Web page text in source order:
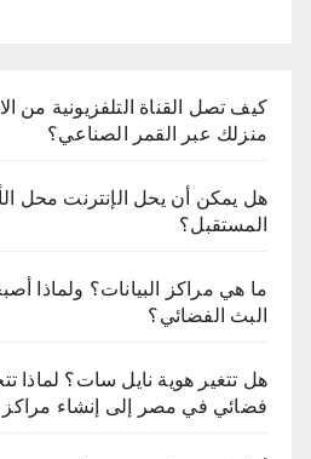
كيف تصل القناة التلفزيونية من
منزلك عبر القمر الصناعي؟
هل يمكن أن يحل الإنترنت محل
المستقبل؟
ما هي مراكز البيانات؟ ولماذا
البث الفضائي؟
هل تتغير هوية نايل سات؟ لماذا
فضائي في مصر إلى إنشاء مراكز